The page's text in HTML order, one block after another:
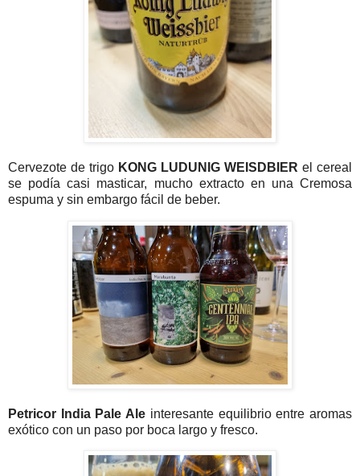
Cervezote de trigo KONG LUDUNIG WEISDBIER el cereal
se podía casi masticar, mucho extracto en una Cremosa
espuma y sin embargo fácil de beber.
Petricor India Pale Ale interesante equilibrio entre aromas
exótico con un paso por boca largo y fresco.